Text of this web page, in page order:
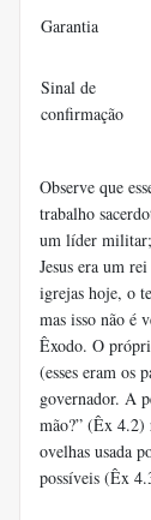
Garantia
Sinal de
confirmação
Observe que
trabalho
um líder militar;
Jesus era um
igrejas hoje, o
mas isso não é
Êxodo. O
(esses eram os
governador. A
mão?” (Êx 4.2)
ovelhas usada
possíveis (Êx